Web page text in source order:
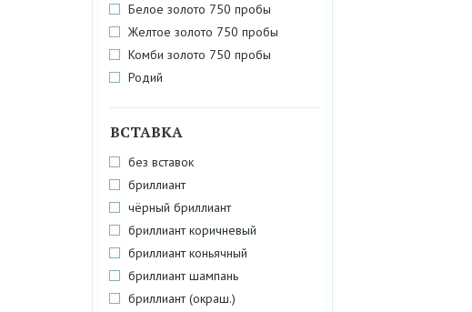
Белое золото 750 пробы
Желтое золото 750 пробы
Комби золото 750 пробы
Родий
ВСТАВКА
без вставок
бриллиант
чёрный бриллиант
бриллиант коричневый
бриллиант коньячный
бриллиант шампань
бриллиант (окраш.)